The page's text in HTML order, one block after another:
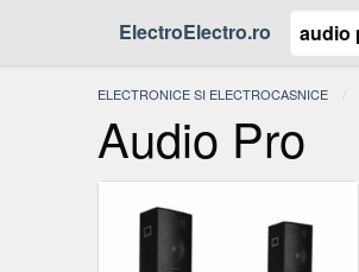
ElectroElectro.ro
ELECTRONICE SI ELECTROCASNICE
Audio Pro